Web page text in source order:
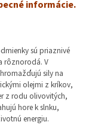
informácie.
sú priaznivé
rôznorodá. V
sily na
olejmi z kríkov,
z rodu olivovitých,
hore k slnku,
energiu.